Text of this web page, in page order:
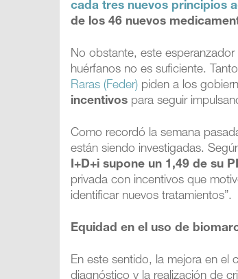
cada tres nuevos principios
de los 46 nuevos
No obstante, este
huérfanos no es suficiente.
Raras (Feder) piden a los
incentivos para seguir
Como recordó la semana
están siendo investigadas.
I+D+i supone un 1,49 de su
privada con incentivos que
identificar nuevos tratamientos”.
Equidad en el uso de
En este sentido, la mejora en el
diagnóstico y la realización de